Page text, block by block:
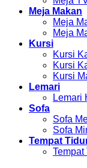
Meja Makan
Meja
Meja
Kursi
Kursi
Kursi
Kursi
Lemari
Lemari
Sofa
Sofa
Sofa
Tempat